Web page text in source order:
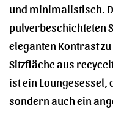
und minimalistisch.
pulverbeschichteten
eleganten Kontrast
Sitzfläche aus
ist ein Loungesessel,
sondern auch ein